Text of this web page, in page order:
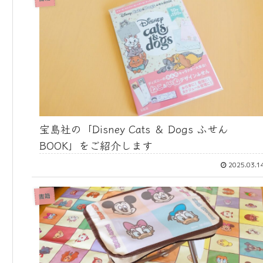
宝島社の「Disney Cats ＆ Dogs ふせん
BOOK」をご紹介します
書籍